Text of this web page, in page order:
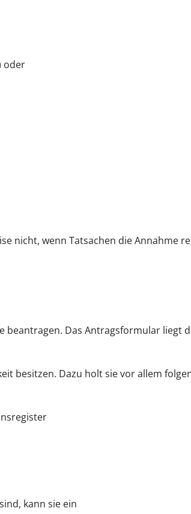
oder
nicht, wenn Tatsachen die Annahme
beantragen. Das Antragsformular liegt
besitzen. Dazu holt sie vor allem
kann sie ein